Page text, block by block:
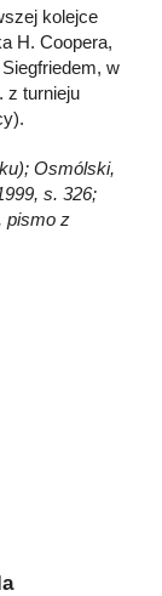
kolejce
H. Coopera,
w
z turnieju
Osmólski,
s. 326;
pismo z